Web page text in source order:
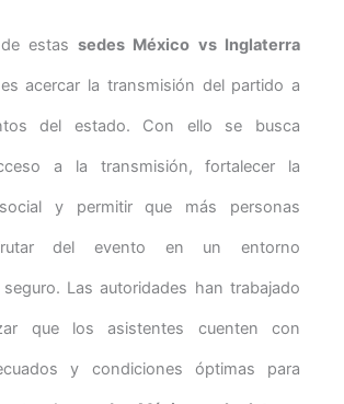
de estassedes México vs Inglaterra
acercar la transmisión del partido a
del estado. Con ello se busca
a la transmisión, fortalecer la
y permitir que más personas
del evento en un entorno
Las autoridades han trabajado
que los asistentes cuenten con
y condiciones óptimas para